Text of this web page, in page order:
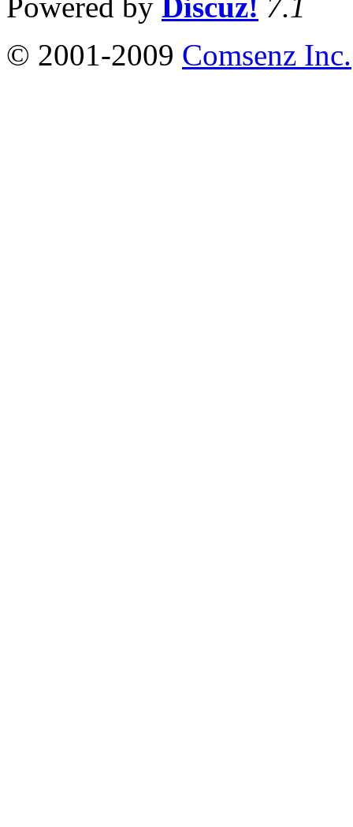
Powered by Discuz! 7.1
© 2001-2009 Comsenz Inc.